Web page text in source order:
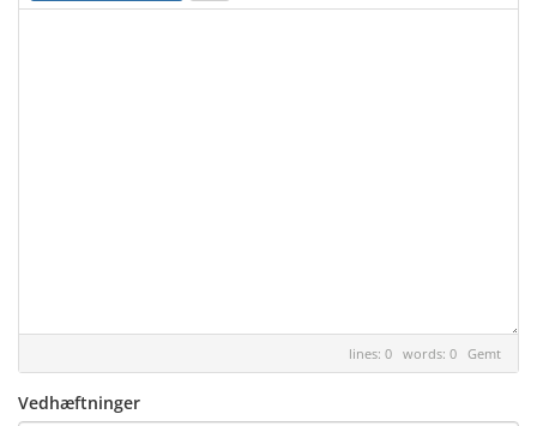
lines: 0 words: 0 Gemt
Vedhæftninger